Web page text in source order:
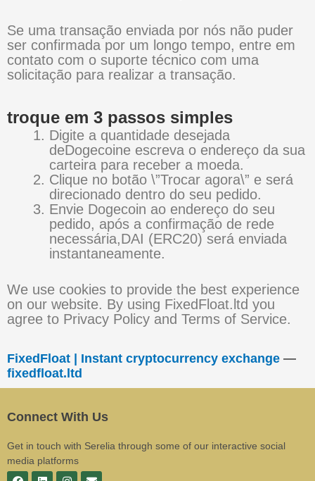
Se uma transação enviada por nós não puder
ser confirmada por um longo tempo, entre em
contato com o suporte técnico com uma
solicitação para realizar a transação.
troque em 3 passos simples
Digite a quantidade desejada
deDogecoine escreva o endereço da sua
carteira para receber a moeda.
Clique no botão \”Trocar agora\” e será
direcionado dentro do seu pedido.
Envie Dogecoin ao endereço do seu
pedido, após a confirmação de rede
necessária,DAI (ERC20) será enviada
instantaneamente.
We use cookies to provide the best experience
on our website. By using FixedFloat.ltd you
agree to Privacy Policy and Terms of Service.
FixedFloat | Instant cryptocurrency exchange —
fixedfloat.ltd
Connect With Us
Get in touch with Serelia through some of our interactive social
media platforms